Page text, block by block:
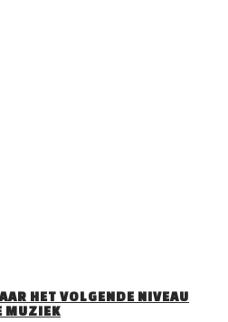
HET VOLGENDE NIVEAU
MUZIEK